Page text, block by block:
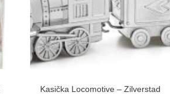
Kasička Locomotive – Zilverstad